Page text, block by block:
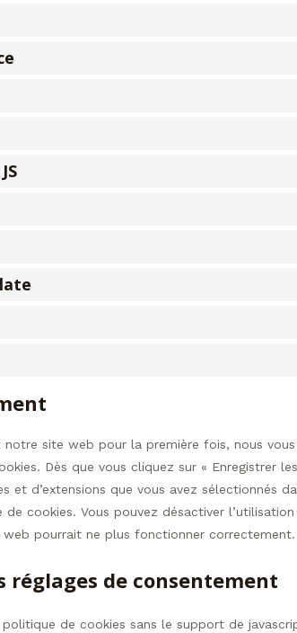
notre site web pour la première fois, nous
Dès que vous cliquez sur « Enregistrer
et d’extensions que vous avez sélectionnés
cookies. Vous pouvez désactiver
pourrait ne plus fonctionner correctement.
réglages de consentement
de cookies sans le support de